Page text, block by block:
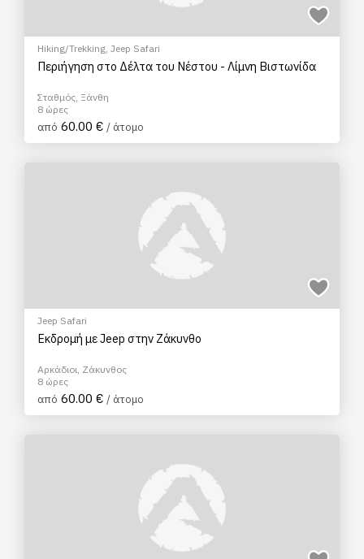
Hiking/Trekking, Jeep Safari
Περιήγηση στο Δέλτα του Νέστου - Λίμνη Βιστωνίδα
Σταθμός, Ξάνθη
8 ώρες
από 60.00 € / άτομο
Jeep Safari
Εκδρομή με Jeep στην Ζάκυνθο
Αρκάδιοι, Ζάκυνθος
8 ώρες
από 60.00 € / άτομο